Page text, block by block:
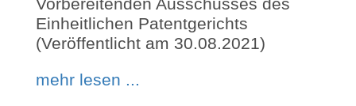
Vorbereitenden Ausschusses des
Einheitlichen Patentgerichts
(Veröffentlicht am 30.08.2021)
mehr lesen ...